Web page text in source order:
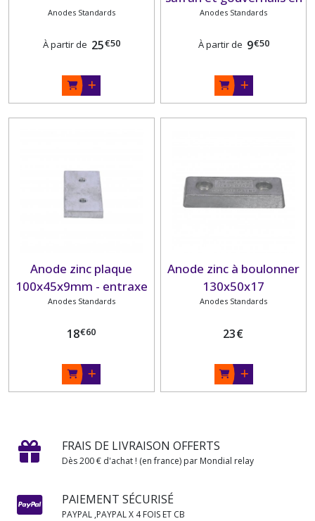
Anodes Standards
À partir de 25€50
zinc
Anodes Standards
À partir de 9€50
Anode zinc plaque
100x45x9mm - entraxe
50mm
Anodes Standards
18€60
Anode zinc à boulonner
130x50x17
Anodes Standards
23€
FRAIS DE LIVRAISON OFFERTS
Dès 200 € d'achat ! (en france) par Mondial relay
PAIEMENT SÉCURISÉ
PAYPAL ,PAYPAL X 4 FOIS ET CB